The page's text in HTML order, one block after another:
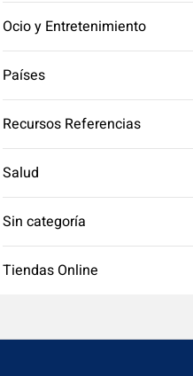
Ocio y Entretenimiento
Países
Recursos Referencias
Salud
Sin categoría
Tiendas Online